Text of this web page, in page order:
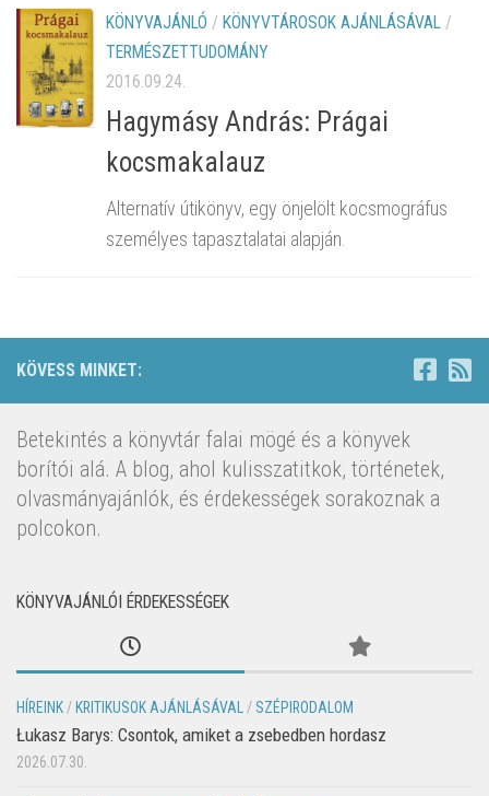
KÖNYVAJÁNLÓ / KÖNYVTÁROSOK AJÁNLÁSÁVAL /
TERMÉSZETTUDOMÁNY
2016.09.24.
Hagymásy András: Prágai
kocsmakalauz
Alternatív útikönyv, egy önjelölt kocsmográfus
személyes tapasztalatai alapján.
KÖVESS MINKET:
Betekintés a könyvtár falai mögé és a könyvek
borítói alá. A blog, ahol kulisszatitkok, történetek,
olvasmányajánlók, és érdekességek sorakoznak a
polcokon.
KÖNYVAJÁNLÓI ÉRDEKESSÉGEK
HÍREINK/ KRITIKUSOK AJÁNLÁSÁVAL/ SZÉPIRODALOM
Łukasz Barys: Csontok, amiket a zsebedben hordasz
2026.07.30.